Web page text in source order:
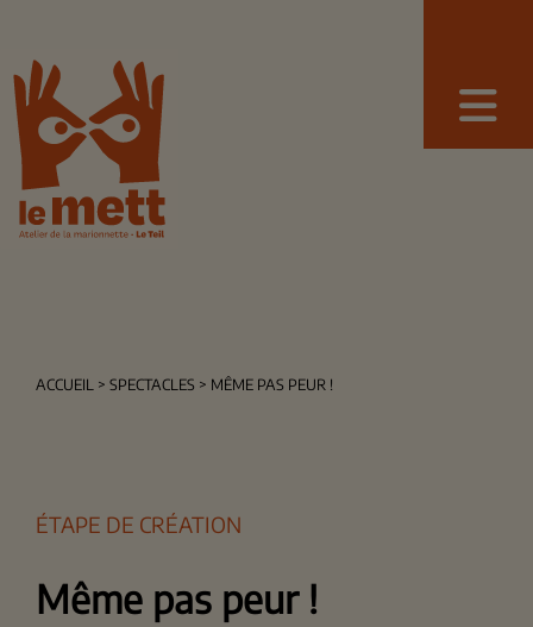
ACCUEIL > SPECTACLES > MÊME PAS PEUR !
ÉTAPE DE CRÉATION
Même pas peur !